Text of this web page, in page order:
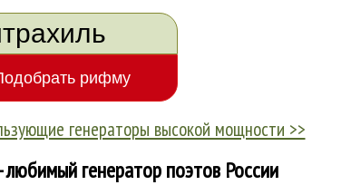
генераторы высокой мощности >>
генератор поэтов России